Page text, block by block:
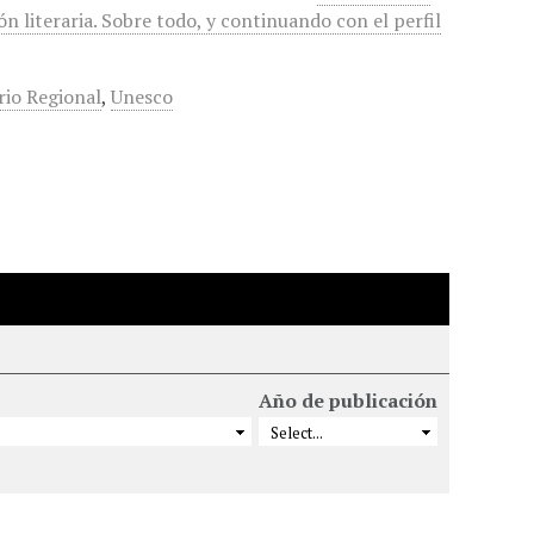
literaria. Sobre todo, y continuando con el perfil
Regional,Unesco
Año de publicación